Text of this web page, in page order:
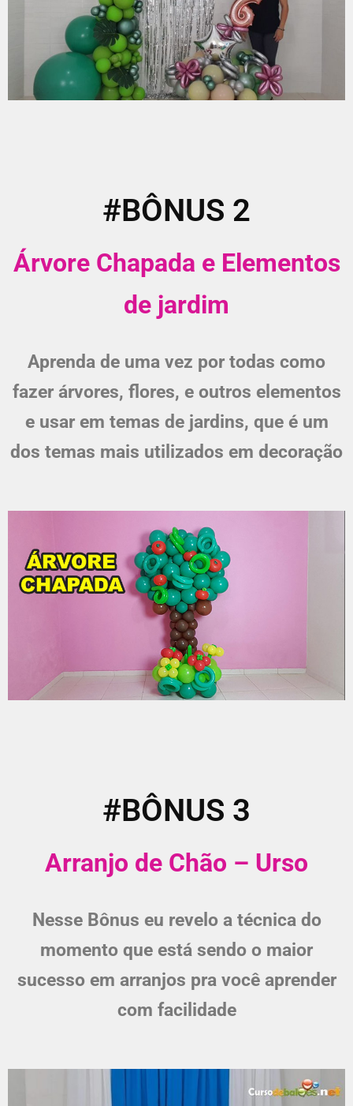
#BÔNUS 2
Árvore Chapada e Elementos
de jardim
Aprenda de uma vez por todas como
fazer árvores, flores, e outros elementos
e usar em temas de jardins, que é um
dos temas mais utilizados em decoração
#BÔNUS 3
Arranjo de Chão – Urso
Nesse Bônus eu revelo a técnica do
momento que está sendo o maior
sucesso em arranjos pra você aprender
com facilidade